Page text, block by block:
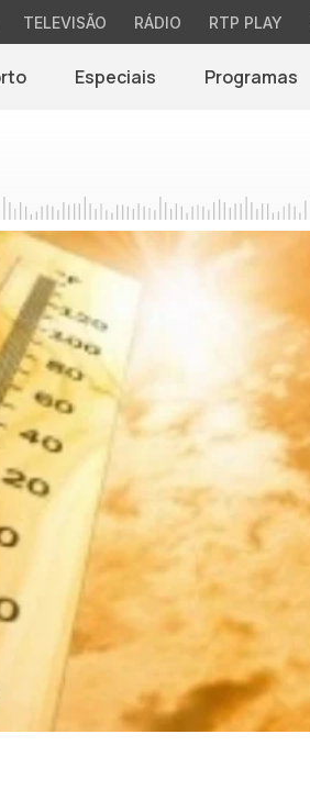
TELEVISÃO RÁDIO RTP PLAY
Especiais Programas